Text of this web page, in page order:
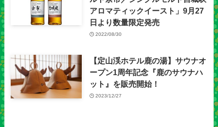
アロマティックイースト」9月27
日より数量限定発売
2022/08/30
【定山渓ホテル鹿の湯】サウナオ
ープン1周年記念『鹿のサウナハ
ット』を販売開始！
2023/12/27